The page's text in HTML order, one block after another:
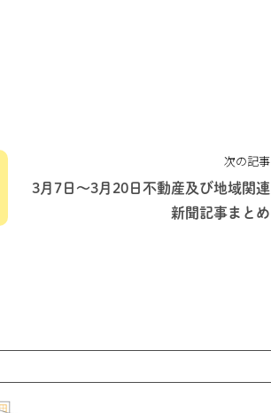
次の記事
3月7日～3月20日不動産及び地域関連
新聞記事まとめ